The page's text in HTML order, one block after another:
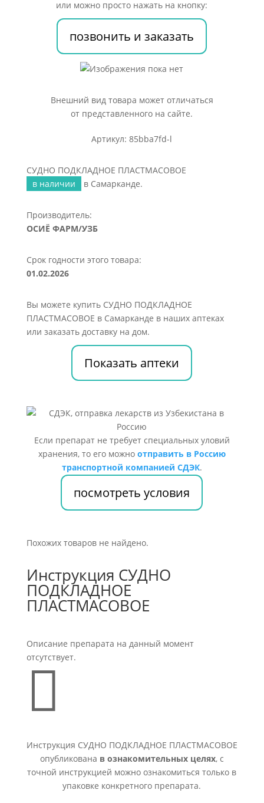
или можно просто нажать на кнопку:
позвонить и заказать
Внешний вид товара может отличаться
от представленного на сайте.
Артикул: 85bba7fd-l
СУДНО ПОДКЛАДНОЕ ПЛАСТМАСОВОЕ
в наличии
в Самарканде.
Производитель:
ОСИЁ ФАРМ/УЗБ
Срок годности этого товара:
01.02.2026
Вы можете купить СУДНО ПОДКЛАДНОЕ
ПЛАСТМАСОВОЕ в Самарканде в наших аптеках
или заказать доставку на дом.
Показать аптеки
Если препарат не требует специальных уловий
хранения, то его можно отправить в Россию
транспортной компанией СДЭК.
посмотреть условия
Похожих товаров не найдено.
Инструкция СУДНО
ПОДКЛАДНОЕ
ПЛАСТМАСОВОЕ
Описание препарата на данный момент
отсутствует.

Инструкция СУДНО ПОДКЛАДНОЕ ПЛАСТМАСОВОЕ
опубликована в ознакомительных целях, с
точной инструкцией можно ознакомиться только в
упаковке конкретного препарата.